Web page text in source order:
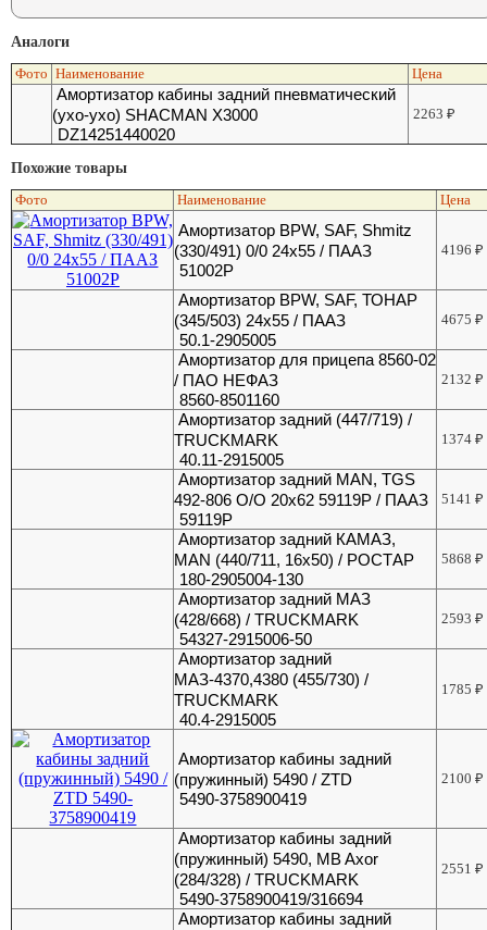
Аналоги
Фото Наименование Цена
Амортизатор кабины задний пневматический
(ухо-ухо) SHACMAN X3000
DZ14251440020
2263₽
Похожие товары
Фото Наименование Цена
Амортизатор BPW, SAF, Shmitz
(330/491) 0/0 24х55 / ПААЗ
51002Р
4196₽
Амортизатор BPW, SAF, ТОНАР
(345/503) 24х55 / ПААЗ
50.1-2905005
4675₽
Амортизатор для прицепа 8560-02
/ ПАО НЕФАЗ
8560-8501160
2132₽
Амортизатор задний (447/719) /
TRUCKMARK
40.11-2915005
1374₽
Амортизатор задний MAN, TGS
492-806 O/O 20х62 59119P / ПААЗ
59119Р
5141₽
Амортизатор задний КАМАЗ,
MAN (440/711, 16х50) / РОСТАР
180-2905004-130
5868₽
Амортизатор задний МАЗ
(428/668) / TRUCKMARK
54327-2915006-50
2593₽
Амортизатор задний
МАЗ-4370,4380 (455/730) /
TRUCKMARK
40.4-2915005
1785₽
Амортизатор кабины задний
(пружинный) 5490 / ZTD
5490-3758900419
2100₽
Амортизатор кабины задний
(пружинный) 5490, MB Axor
(284/328) / TRUCKMARK
5490-3758900419/316694
2551₽
Амортизатор кабины задний